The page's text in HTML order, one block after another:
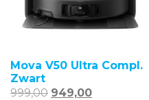
Mova V50 Ultra Compl.
Zwart
999,00 Oorspronkelijke
949,00Huidige